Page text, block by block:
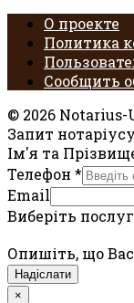
О проекте
Политика
Сообщить
© 2026 Notarius-
Запит нотаріусу
Ім'я та
Телефон *
Email
Виберіть
Опишіть, що
Надіслати
×